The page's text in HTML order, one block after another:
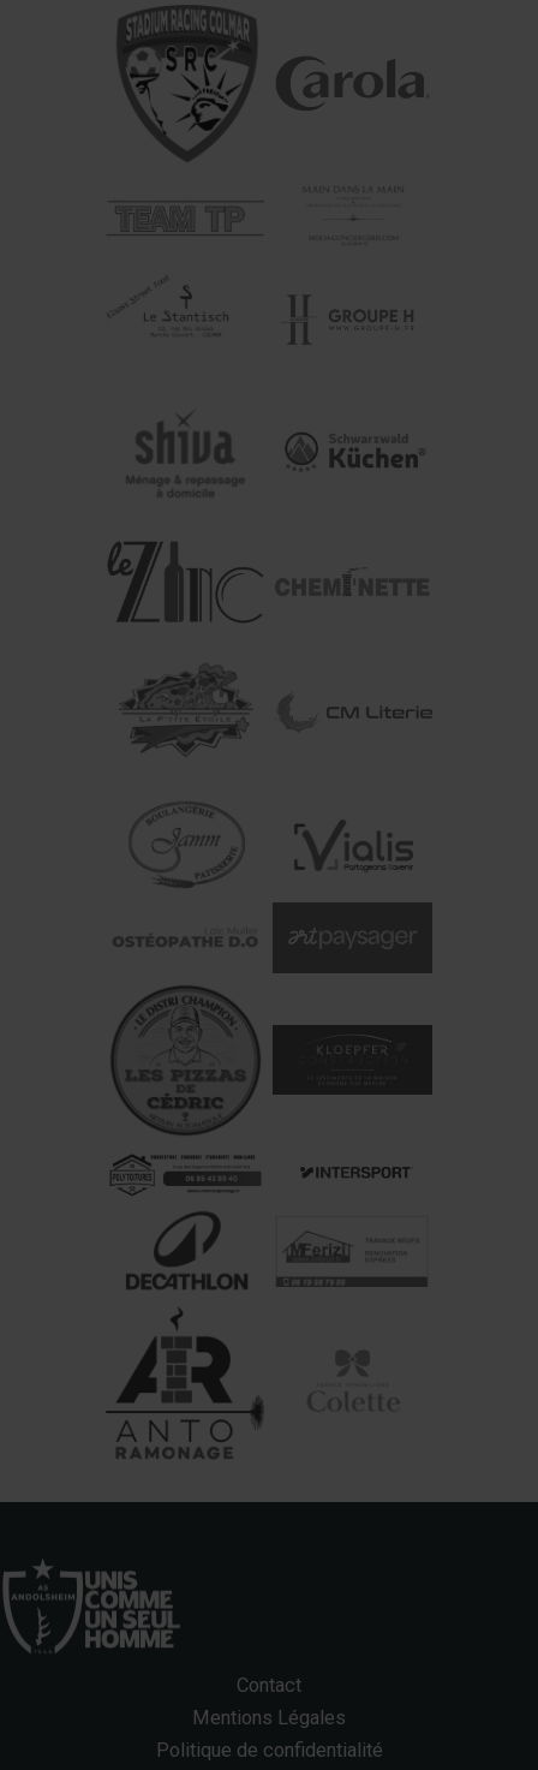
Contact
Mentions Légales
Politique de confidentialité